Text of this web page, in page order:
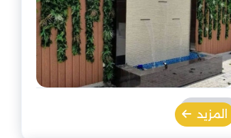
المزيد